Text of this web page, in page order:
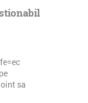
sa